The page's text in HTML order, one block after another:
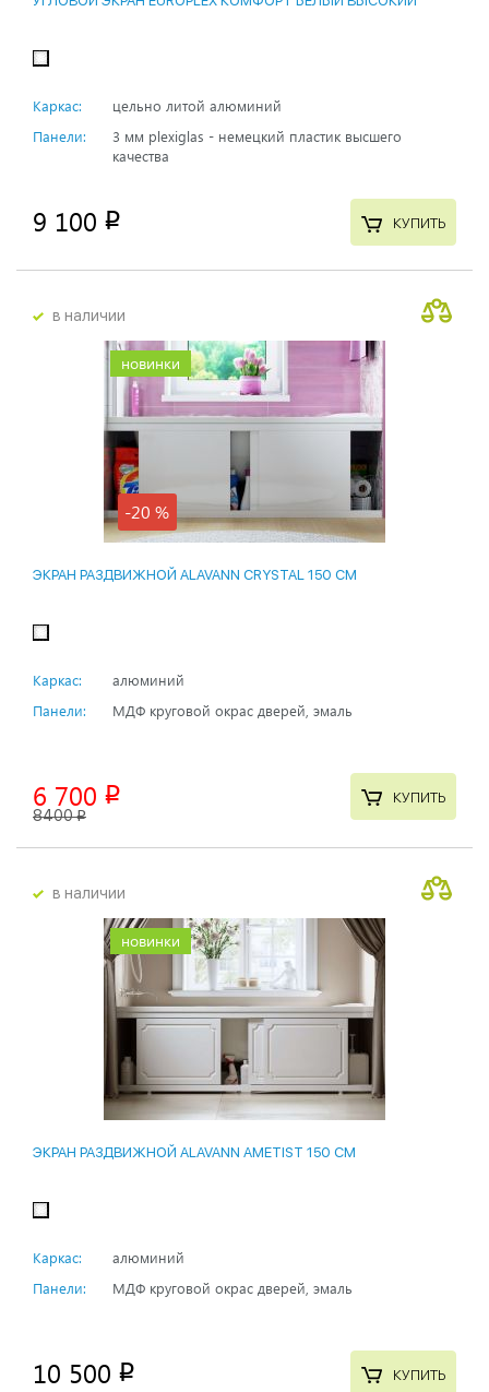
Каркас:
цельно литой алюминий
Панели:
3 мм plexiglas - немецкий пластик высшего
качества
9 100 p КУПИТЬ
в наличии
новинки
-20 %
ЭКРАН РАЗДВИЖНОЙ ALAVANN CRYSTAL 150 СМ
Каркас:
алюминий
Панели:
МДФ круговой окрас дверей, эмаль
6 700 p
8400p
КУПИТЬ
в наличии
новинки
ЭКРАН РАЗДВИЖНОЙ ALAVANN AMETIST 150 СМ
Каркас:
алюминий
Панели:
МДФ круговой окрас дверей, эмаль
10 500 p КУПИТЬ